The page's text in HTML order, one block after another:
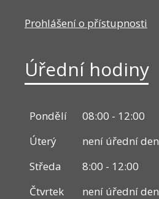
Prohlášení o přístupnosti
Úřední hodiny
Pondělí 08:00 - 12:00
Úterý
není úřední den
Středa
8:00 - 12:00
Čtvrtek
není úřední den